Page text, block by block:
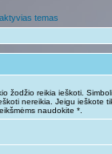
temas
žodžio reikia ieškoti.
nereikia. Jeigu ieškote
naudokite *.